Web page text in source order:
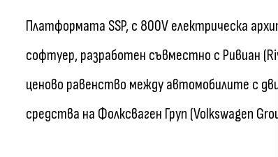
Платформата SSP, с 800V електрическа
софтуер, разработен съвместно с Ривиан
ценово равенство между автомобилите с
средства на Фолксваген Груп (Volkswagen